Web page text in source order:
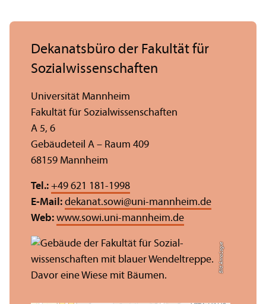
Bild: Anna Logue
Dekanatsbüro der Fakultät für
Sozial­wissenschaften
Universität Mannheim
Fakultät für Sozial­wissenschaften
A 5, 6
Gebäudeteil A – Raum 409
68159 Mannheim
Tel.: +49 621 181-1998
E-Mail: dekanat.sowi@uni-mannheim.de
Web: www.sowi.uni-mannheim.de